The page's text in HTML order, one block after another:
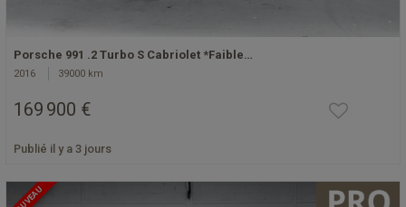
Porsche 991 .2 Turbo S Cabriolet *Faible…
2016 39000 km
169 900 €
Publié il y a 3 jours